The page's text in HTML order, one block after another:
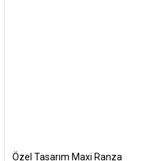
Özel Tasarım Maxi Ranza